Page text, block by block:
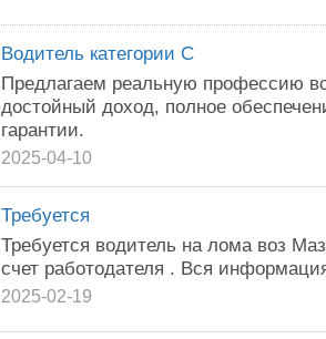
Водитель категории C
Предлагаем реальную профессию
достойный доход, полное
гарантии.
2025-04-10
Требуется
Требуется водитель на лома воз
счет работодателя . Вся
2025-02-19